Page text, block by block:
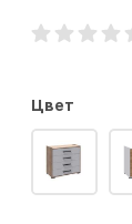
Цвет